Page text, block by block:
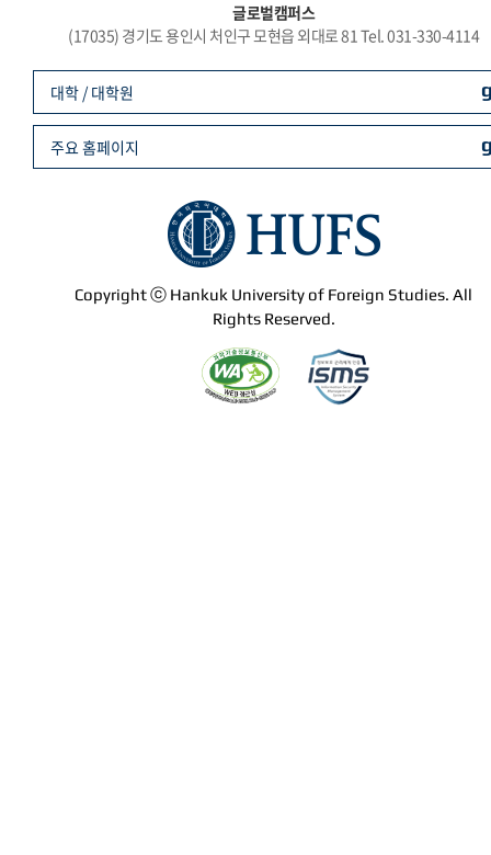
글로벌캠퍼스
(17035) 경기도 용인시 처인구 모현읍 외대로 81 Tel. 031-330-4114
Copyright ⓒ Hankuk University of Foreign Studies. All
Rights Reserved.
대학 / 대학원
주요 홈페이지